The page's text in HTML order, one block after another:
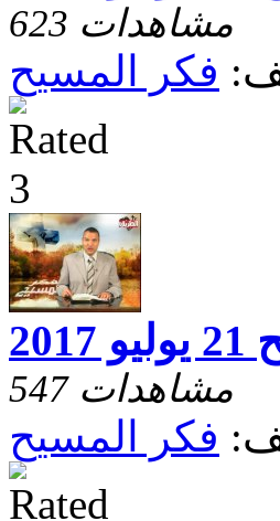
623 مشاهدات
فكر المسيح
547 مشاهدات
فكر المسيح